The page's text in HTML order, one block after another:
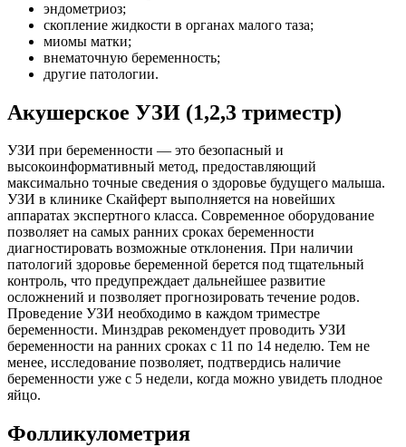
эндометриоз;
скопление жидкости в органах малого таза;
миомы матки;
внематочную беременность;
другие патологии.
Акушерское УЗИ (1,2,3 триместр)
УЗИ при беременности — это безопасный и
высокоинформативный метод, предоставляющий
максимально точные сведения о здоровье будущего малыша.
УЗИ в клинике Скайферт выполняется на новейших
аппаратах экспертного класса. Современное оборудование
позволяет на самых ранних сроках беременности
диагностировать возможные отклонения. При наличии
патологий здоровье беременной берется под тщательный
контроль, что предупреждает дальнейшее развитие
осложнений и позволяет прогнозировать течение родов.
Проведение УЗИ необходимо в каждом триместре
беременности. Минздрав рекомендует проводить УЗИ
беременности на ранних сроках с 11 по 14 неделю. Тем не
менее, исследование позволяет, подтвердись наличие
беременности уже с 5 недели, когда можно увидеть плодное
яйцо.
Фолликулометрия